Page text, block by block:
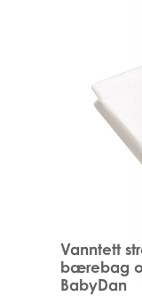
Vanntett
bærebag
BabyDan